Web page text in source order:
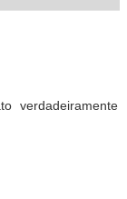
verdadeiramente